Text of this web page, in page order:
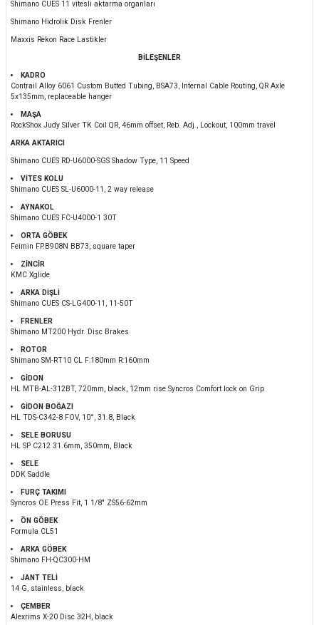
Shimano CUES 11 vitesli aktarma organları
Shimano Hidrolik Disk Frenler
Maxxis Rekon Race Lastikler
BİLEŞENLER
KADRO
Contrail Alloy 6061 Custom Butted Tubing, BSA73, Internal Cable Routing, QR Axle
5x135mm, replaceable hanger
MAŞA
RockShox Judy Silver TK Coil QR, 46mm offset, Reb. Adj., Lockout, 100mm travel
ARKA AKTARICI
Shimano CUES RD-U6000-SGS Shadow Type, 11 Speed
VİTES KOLU
Shimano CUES SL-U6000-11, 2 way release
AYNAKOL
Shimano CUES FC-U4000-1 30T
ORTA GÖBEK
Feimin FP.B908N BB73, square taper
ZİNCİR
KMC Xglide
ARKA DİŞLİ
Shimano CUES CS-LG400-11, 11-50T
FRENLER
Shimano MT200 Hydr. Disc Brakes
ROTOR
Shimano SM-RT10 CL F:180mm R:160mm
GİDON
HL MTB-AL-312BT, 720mm, black, 12mm rise Syncros Comfort lock on Grip
GİDON BOĞAZI
HL TDS-C342-8 FOV, 10°, 31.8, Black
SELE BORUSU
HL SP C212 31.6mm, 350mm, Black
SELE
DDK Saddle
FURÇ TAKIMI
Syncros OE Press Fit, 1 1/8" ZS56-62mm
ÖN GÖBEK
Formula CL51
ARKA GÖBEK
Shimano FH-QC300-HM
JANT TELİ
14 G, stainless, black
ÇEMBER
Alexrims X-20 Disc 32H, black